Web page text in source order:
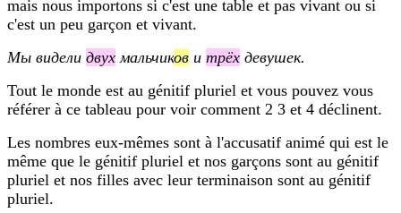
mais nous importons si c'est une table et pas vivant ou si
c'est un peu garçon et vivant.
Мы видели двух мальчиков и трёх девушек.
Tout le monde est au génitif pluriel et vous pouvez vous
référer à ce tableau pour voir comment 2 3 et 4 déclinent.
Les nombres eux-mêmes sont à l'accusatif animé qui est le
même que le génitif pluriel et nos garçons sont au génitif
pluriel et nos filles avec leur terminaison sont au génitif
pluriel.